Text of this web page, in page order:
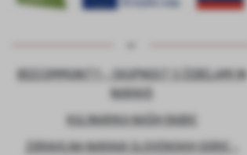
BEECOMMUNITY – SKUPNOST S ČEBELAMI IN
NARAVO
KULINARIKA NAŠIH BABIC
ZDRAVILNA NARAVA SLOVENSKIH GORIC –